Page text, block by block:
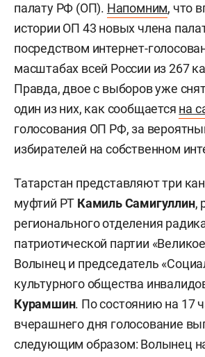
палату РФ (ОП). Напомним, что
истории ОП 43 новых члена
посредством интернет-
масштабах всей России из 267
Правда, двое с выборов уже
один из них, как сообщается на
голосования ОП РФ, за
избирателей на собственном
Татарстан представляют три
муфтий РТ Камиль Самигуллин,
регионального отделения
патриотической партии
Волынец и председатель
культурного общества
Курамшин. По состоянию на 17
вчерашнего дня голосование
следующим образом: Волынец